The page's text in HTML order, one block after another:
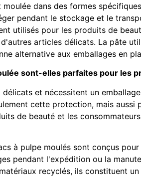
dans des formes
pendant le stockage et le
utilisés pour les produits de
articles délicats. La pâte
alternative aux emballages en
sont-elles parfaites pour les
et nécessitent un
cette protection, mais aussi
de beauté et les
à pulpe moulés sont conçus
pendant l'expédition ou la
recyclés, ils constituent